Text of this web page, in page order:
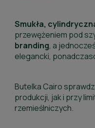
Smukła,
przewężeniem pod
branding, a
elegancki,
Butelka Cairo
produkcji, jak i przy
rzemieślniczych.